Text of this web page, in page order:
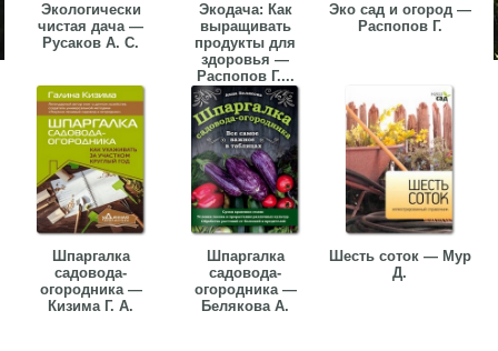
Экологически
чистая дача —
Русаков А. С.
Экодача: Как
выращивать
продукты для
здоровья —
Распопов Г....
Эко сад и огород —
Распопов Г.
Шпаргалка
садовода-
огородника —
Кизима Г. А.
Шпаргалка
садовода-
огородника —
Белякова А.
Шесть соток — Мур
Д.